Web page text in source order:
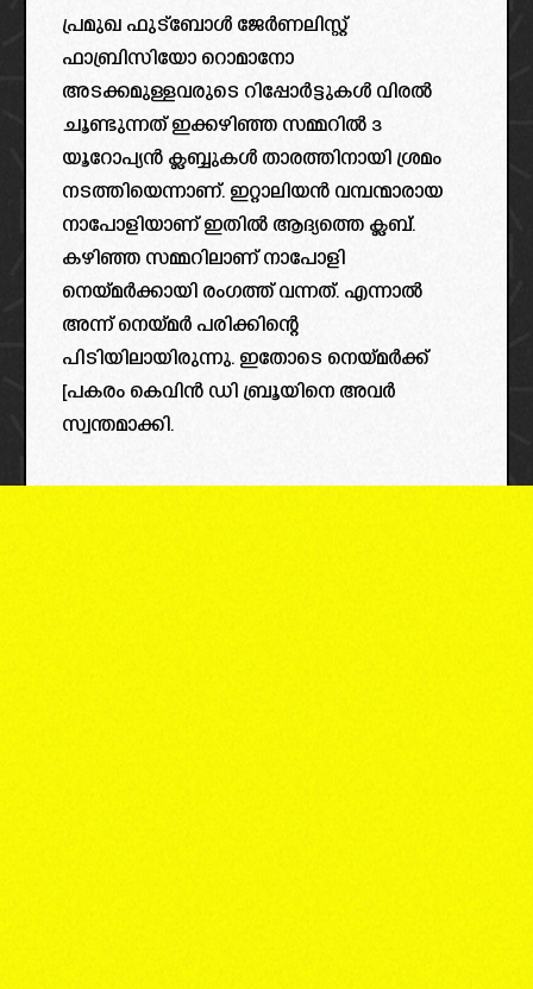
പ്രമുഖ ഫുട്ബോൾ ജേർണലിസ്റ്റ്
ഫാബ്രിസിയോ റൊമാനോ
അടക്കമുള്ളവരുടെ റിപ്പോർട്ടുകൾ വിരൽ
ചൂണ്ടുന്നത് ഇക്കഴിഞ്ഞ സമ്മറിൽ 3
യൂറോപ്യൻ ക്ലബ്ബുകൾ താരത്തിനായി ശ്രമം
നടത്തിയെന്നാണ്. ഇറ്റാലിയൻ വമ്പന്മാരായ
നാപോളിയാണ് ഇതിൽ ആദ്യത്തെ ക്ലബ്.
കഴിഞ്ഞ സമ്മറിലാണ് നാപോളി
നെയ്മർക്കായി രംഗത്ത് വന്നത്. എന്നാൽ
അന്ന് നെയ്മർ പരിക്കിന്റെ
പിടിയിലായിരുന്നു. ഇതോടെ നെയ്മർക്ക്
[പകരം കെവിൻ ഡി ബ്രൂയിനെ അവർ
സ്വന്തമാക്കി.